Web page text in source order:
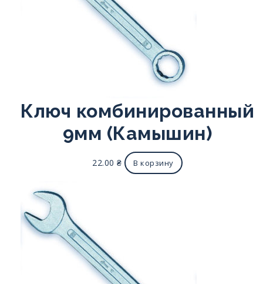
Ключ комбинированный
9мм (Камышин)
22.00₴ В корзину